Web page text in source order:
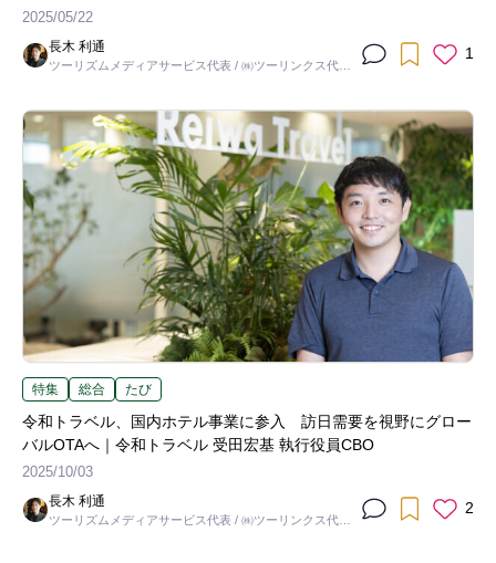
ー
2025/05/22
長木 利通
ツーリズムメディアサービス代表 / ㈱ツーリンクス代表
1
特集 総合 たび
令和トラベル、国内ホテル事業に参入 訪日需要を視野にグロー
バルOTAへ｜令和トラベル 受田宏基 執行役員CBO
2025/10/03
長木 利通
ツーリズムメディアサービス代表 / ㈱ツーリンクス代表
2